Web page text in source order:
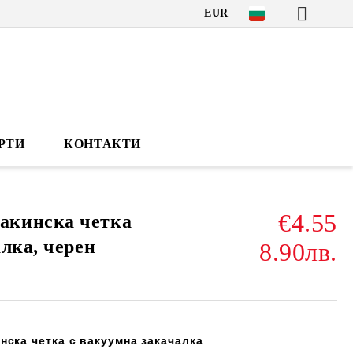
EUR
КОНТАКТИ
четка
черен
€4.55
8.90лв.
четка с вакуумна закачалка